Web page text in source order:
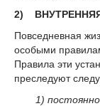
2) ВНУТРЕННЯЯ
Повседневная
особыми
Правила эти
преследуют
1)